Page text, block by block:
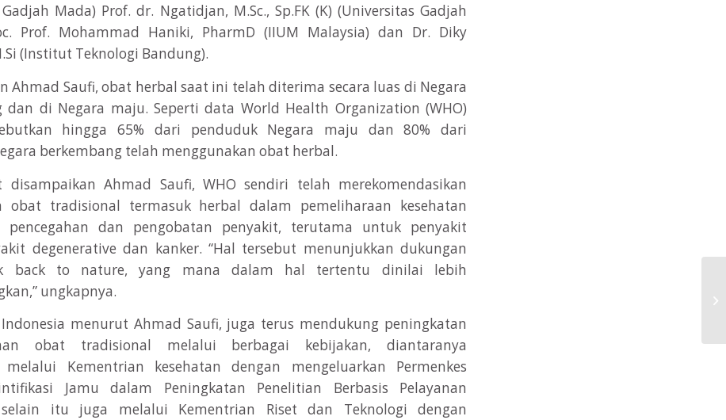
Mada) Prof. dr. Ngatidjan, M.Sc., Sp.FK (K) (Universitas Gadjah
Prof. Mohammad Haniki, PharmD (IIUM Malaysia) dan Dr. Diky
(Institut Teknologi Bandung).
Ahmad Saufi, obat herbal saat ini telah diterima secara luas di Negara
dan di Negara maju. Seperti data World Health Organization (WHO)
hingga 65% dari penduduk Negara maju dan 80% dari
berkembang telah menggunakan obat herbal.
disampaikan Ahmad Saufi, WHO sendiri telah merekomendasikan
obat tradisional termasuk herbal dalam pemeliharaan kesehatan
pencegahan dan pengobatan penyakit, terutama untuk penyakit
degenerative dan kanker. “Hal tersebut menunjukkan dukungan
back to nature, yang mana dalam hal tertentu dinilai lebih
ungkapnya.
menurut Ahmad Saufi, juga terus mendukung peningkatan
obat tradisional melalui berbagai kebijakan, diantaranya
Kementrian kesehatan dengan mengeluarkan Permenkes
Jamu dalam Peningkatan Penelitian Berbasis Pelayanan
selain itu juga melalui Kementrian Riset dan Teknologi dengan